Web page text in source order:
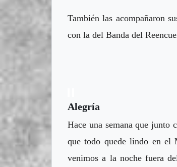
También las acompañaron
con la del Banda del
Alegría
Hace una semana que junto
que todo quede lindo en el
venimos a la noche fuera